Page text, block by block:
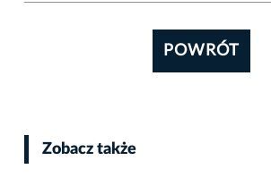
POWRÓT
Zobacz także